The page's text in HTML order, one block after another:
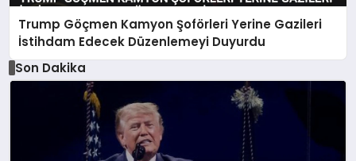
Trump Göçmen Kamyon Şoförleri Yerine Gazileri
İstihdam Edecek Düzenlemeyi Duyurdu
Son Dakika